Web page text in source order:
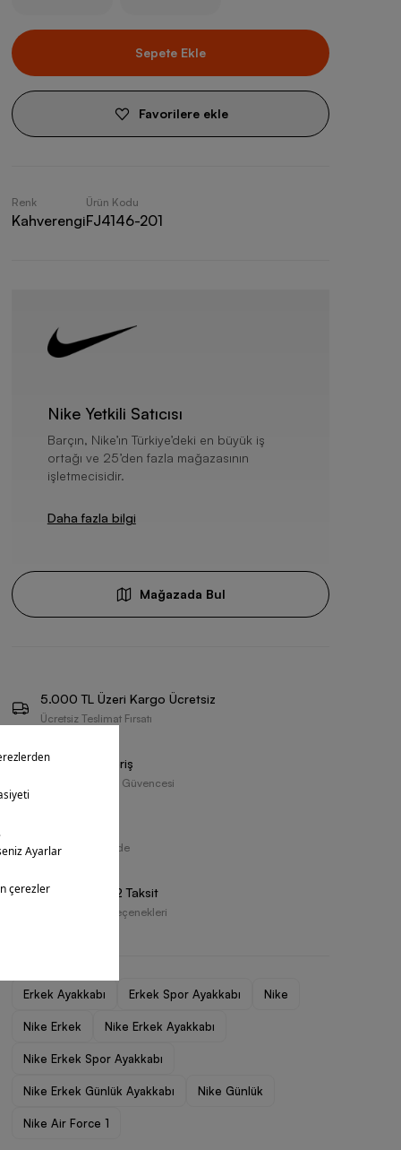
Sepete Ekle
Favorilere ekle
Renk
Kahverengi
Ürün Kodu
FJ4146-201
Nike Yetkili Satıcısı
Barçın, Nike’ın Türkiye’deki en büyük iş
ortağı ve 25’den fazla mağazasının
işletmecisidir.
Daha fazla bilgi
Mağazada Bul
5.000 TL Üzeri Kargo Ücretsiz
Ücretsiz Teslimat Fırsatı
Güvenli Alışveriş
Resmi Tedarikçi Güvencesi
30 Gün İçerisinde
Vade Farksız 2 Taksit
Farklı Ödeme Seçenekleri
Erkek Ayakkabı Erkek Spor Ayakkabı Nike
Nike Erkek Nike Erkek Ayakkabı
Nike Erkek Spor Ayakkabı
Nike Erkek Günlük Ayakkabı Nike Günlük
Nike Air Force 1